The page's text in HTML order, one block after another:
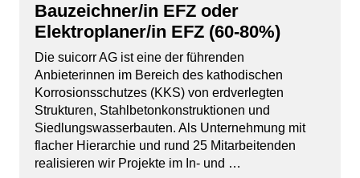
Bauzeichner/in EFZ oder
Elektroplaner/in EFZ (60-80%)
Die suicorr AG ist eine der führenden
Anbieterinnen im Bereich des kathodischen
Korrosionsschutzes (KKS) von erdverlegten
Strukturen, Stahlbetonkonstruktionen und
Siedlungswasserbauten. Als Unternehmung mit
flacher Hierarchie und rund 25 Mitarbeitenden
realisieren wir Projekte im In- und …